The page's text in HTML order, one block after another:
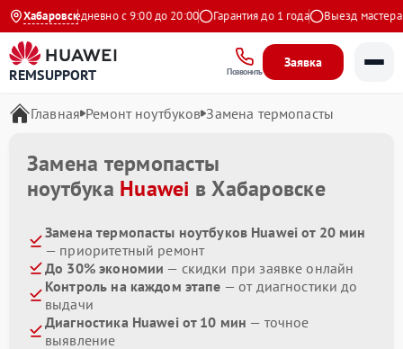
Хабаровск
Ежедневно с 9:00 до 20:00 Гарантия до 1 года Выезд мастера
REMSUPPORT Позвонить
Заявка
Главная Ремонт ноутбуков Замена термопасты
Замена термопасты
ноутбука Huawei в Хабаровске
Замена термопасты ноутбуков Huawei от 20 мин
— приоритетный ремонт
До 30% экономии — скидки при заявке онлайн
Контроль на каждом этапе — от диагностики до
выдачи
Диагностика Huawei от 10 мин — точное
выявление